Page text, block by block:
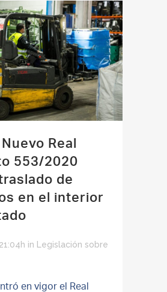
Nuevo Real
553/2020
de
en el interior
in
Legislación sobre
en vigor el Real